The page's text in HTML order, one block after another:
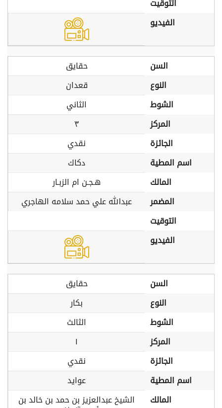
التوقيت
الفيديو
السن
حقايق
النوع
قعدان
الشوط
الثاني
المركز
٣
الجائزة
نقدي
اسم المطية
دكاك
المالك
هـجـن ام الزبـار
المضمر
عبدالله علي حمد سلامه الهاجري
التوقيت
الفيديو
السن
حقايق
النوع
بكار
الشوط
الثالث
المركز
١
الجائزة
نقدي
اسم المطية
عوايد
المالك
الشيخ عبدالعزيز بن حمد بن خالد بن